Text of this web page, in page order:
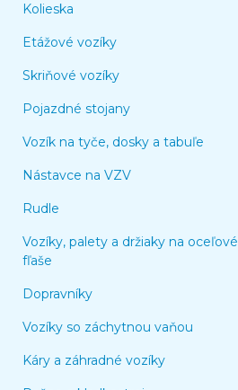
Kolieska
Etážové vozíky
Skriňové vozíky
Pojazdné stojany
Vozík na tyče, dosky a tabuľe
Nástavce na VZV
Rudle
Vozíky, palety a držiaky na oceľové
fľaše
Dopravníky
Vozíky so záchytnou vaňou
Káry a záhradné vozíky